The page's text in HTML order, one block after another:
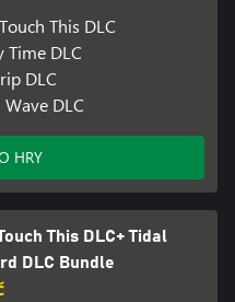
This DLC
Time DLC
DLC
DLC
HRY
This DLC+ Tidal
DLC Bundle